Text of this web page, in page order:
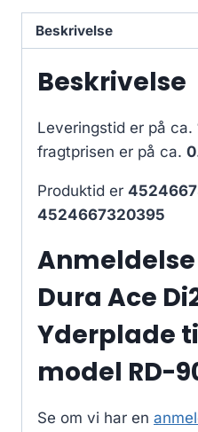
Beskrivelse
Beskrivelse
Leveringstid er på ca.
fragtprisen er på ca.
Produktid er
4524667320395
Dura Ace
Yderplade
model RD-
Se om vi har en